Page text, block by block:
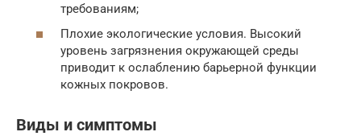
требованиям;
Плохие экологические условия. Высокий
уровень загрязнения окружающей среды
приводит к ослаблению барьерной функции
кожных покровов.
Виды и симптомы